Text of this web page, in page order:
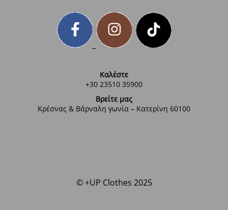
Καλέστε
+30 23510 35900
Βρείτε μας
Κρέσνας & Βάρναλη γωνία – Κατερίνη 60100
© +UP Clothes 2025